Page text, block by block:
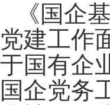
《国企
党建工作
于国有企
国企党务